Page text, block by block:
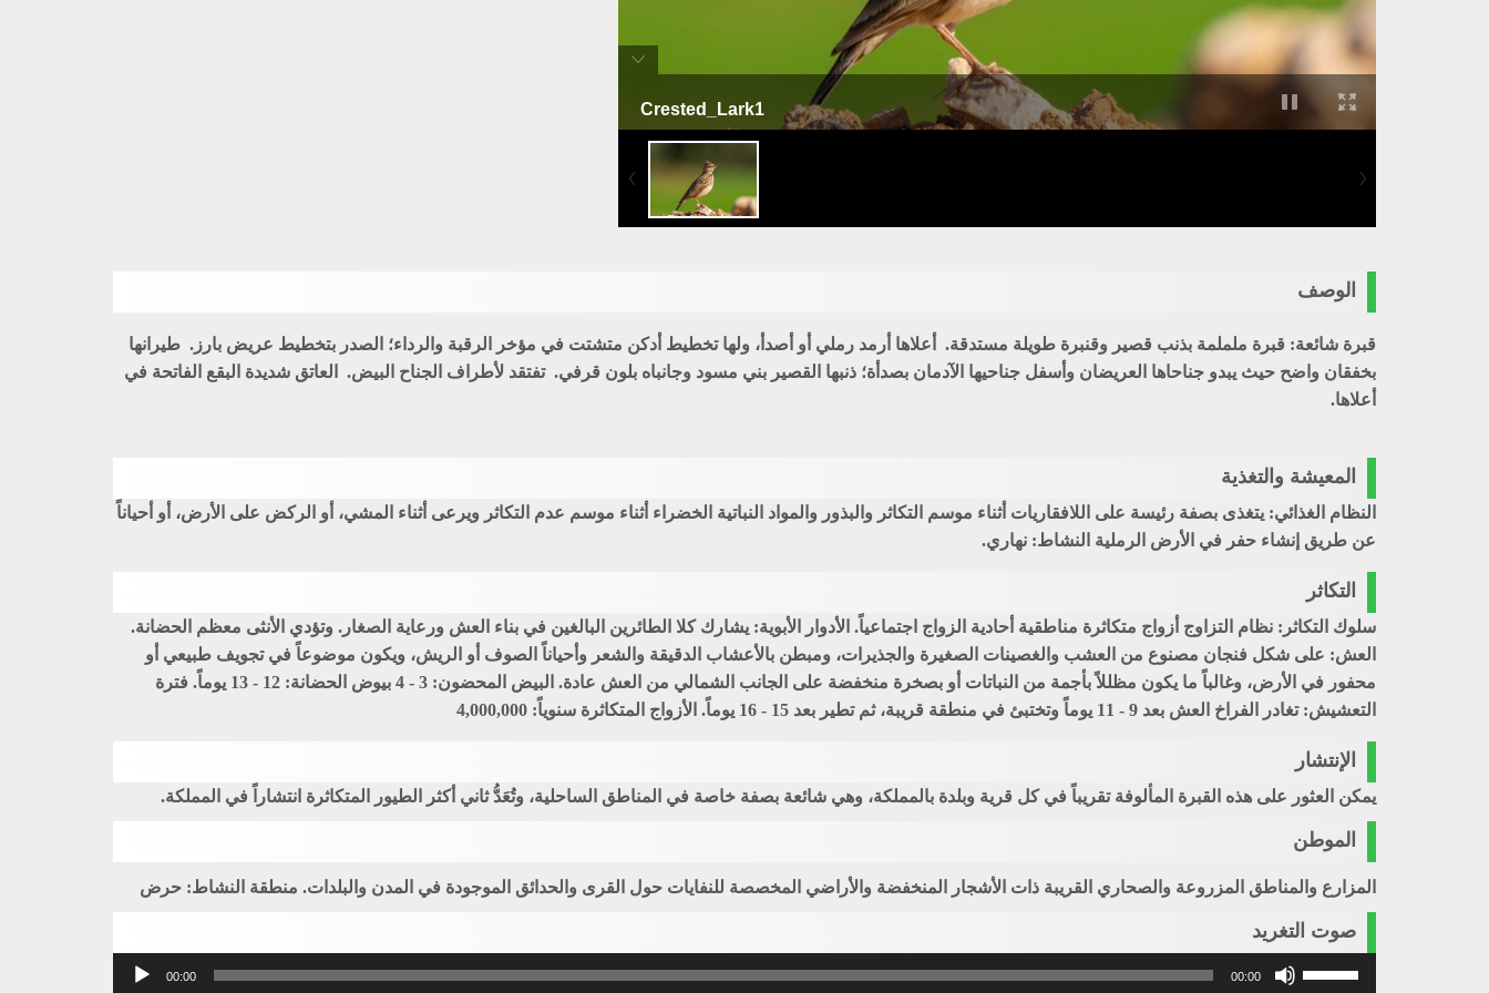
Crested_Lark1
قبرة شائعة
الوصف
قبرة شائعة: قبرة ململمة بذنب قصير وقنبرة طويلة مستدقة. أعلاها أرمد رملي أو أصدأ، ولها تخطيط أدكن متشتت في مؤخر الرقبة والرداء؛ الصدر بتخطيط عريض بارز. طيرانها
بخفقان واضح حيث يبدو جناحاها العريضان وأسفل جناحيها الآدمان بصدأة؛ ذنبها القصير بني مسود وجانباه بلون قرفي. تفتقد لأطراف الجناح البيض. العاتق شديدة البقع الفاتحة في
أعلاها.
المعيشة والتغذية
النظام الغذائي: يتغذى بصفة رئيسة على اللافقاريات أثناء موسم التكاثر والبذور والمواد النباتية الخضراء أثناء موسم عدم التكاثر ويرعى أثناء المشي، أو الركض على الأرض، أو أحياناً
عن طريق إنشاء حفر في الأرض الرملية النشاط: نهاري.
التكاثر
سلوك التكاثر: نظام التزاوج أزواج متكاثرة مناطقية أحادية الزواج اجتماعياً. الأدوار الأبوية: يشارك كلا الطائرين البالغين في بناء العش ورعاية الصغار. وتؤدي الأنثى معظم الحضانة.
العش: على شكل فنجان مصنوع من العشب والغصينات الصغيرة والجذيرات، ومبطن بالأعشاب الدقيقة والشعر وأحياناً الصوف أو الريش، ويكون موضوعاً في تجويف طبيعي أو
محفور في الأرض، وغالباً ما يكون مظللاً بأجمة من النباتات أو بصخرة منخفضة على الجانب الشمالي من العش عادة. البيض المحضون: 3 - 4 بيوض الحضانة: 12 - 13 يوماً. فترة
التعشيش: تغادر الفراخ العش بعد 9 - 11 يوماً وتختبئ في منطقة قريبة، ثم تطير بعد 15 - 16 يوماً. الأزواج المتكاثرة سنوياً: 4,000,000
الإنتشار
يمكن العثور على هذه القبرة المألوفة تقريباً في كل قرية وبلدة بالمملكة، وهي شائعة بصفة خاصة في المناطق الساحلية، وتُعَدُّ ثاني أكثر الطيور المتكاثرة انتشاراً في المملكة.
الموطن
المزارع والمناطق المزروعة والصحاري القريبة ذات الأشجار المنخفضة والأراضي المخصصة للنفايات حول القرى والحدائق الموجودة في المدن والبلدات. منطقة النشاط: حرض
صوت التغريد
مشغل
00:00 00:00